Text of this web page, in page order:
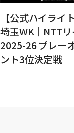
【公式ハイライ
埼玉WK｜NTT
2025-26 プレー
ント3位決定戦